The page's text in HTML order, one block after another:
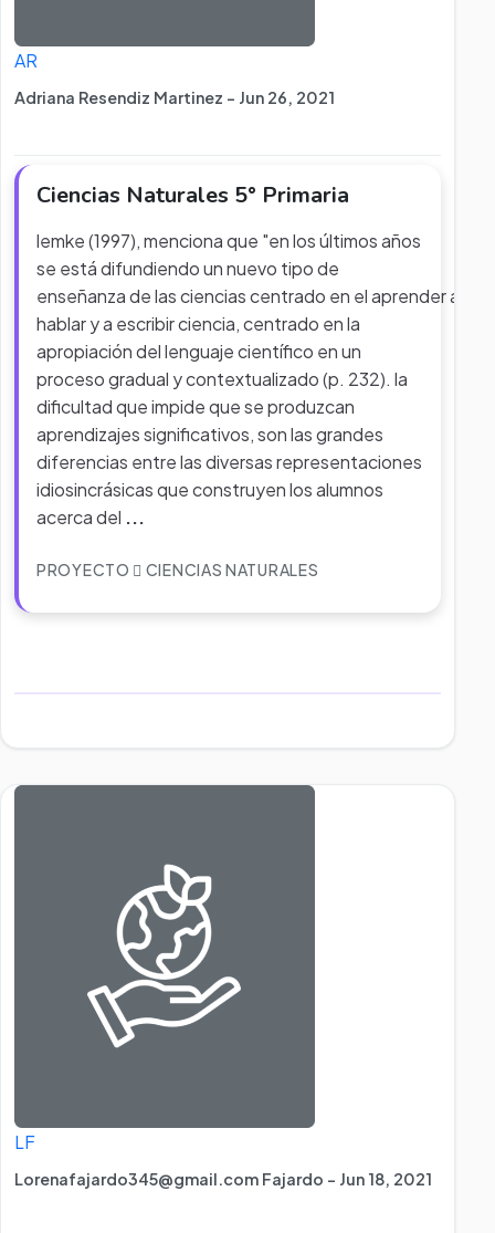
AR
Adriana Resendiz Martinez - Jun 26, 2021
Ciencias Naturales 5° Primaria
lemke (1997), menciona que "en los últimos años
se está difundiendo un nuevo tipo de
enseñanza de las ciencias centrado en el aprender a
hablar y a escribir ciencia, centrado en la
apropiación del lenguaje científico en un
proceso gradual y contextualizado (p. 232). la
dificultad que impide que se produzcan
aprendizajes significativos, son las grandes
diferencias entre las diversas representaciones
idiosincrásicas que construyen los alumnos
acerca del ...
PROYECTO CIENCIAS NATURALES
LF
Lorenafajardo345@gmail.com Fajardo - Jun 18, 2021